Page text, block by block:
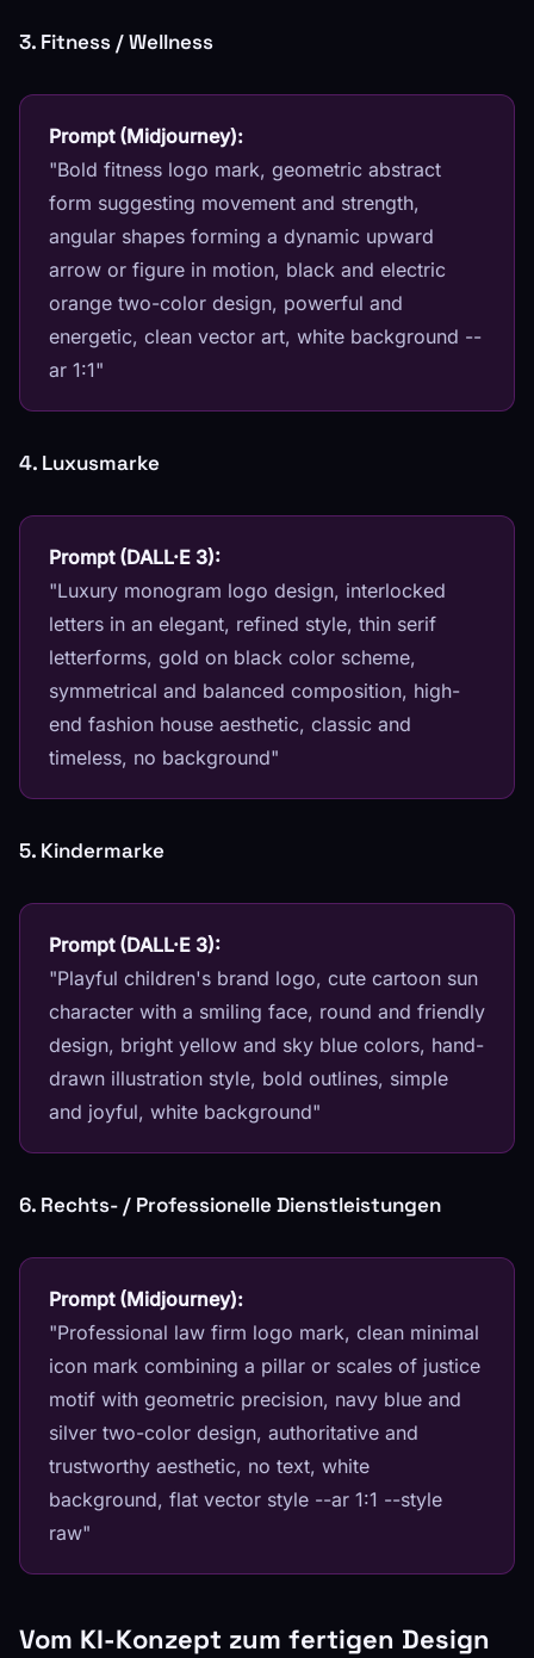
3. Fitness / Wellness
Prompt (Midjourney):
"Bold fitness logo mark, geometric abstract
form suggesting movement and strength,
angular shapes forming a dynamic upward
arrow or figure in motion, black and electric
orange two-color design, powerful and
energetic, clean vector art, white background --
ar 1:1"
4. Luxusmarke
Prompt (DALL·E 3):
"Luxury monogram logo design, interlocked
letters in an elegant, refined style, thin serif
letterforms, gold on black color scheme,
symmetrical and balanced composition, high-
end fashion house aesthetic, classic and
timeless, no background"
5. Kindermarke
Prompt (DALL·E 3):
"Playful children's brand logo, cute cartoon sun
character with a smiling face, round and friendly
design, bright yellow and sky blue colors, hand-
drawn illustration style, bold outlines, simple
and joyful, white background"
6. Rechts- / Professionelle Dienstleistungen
Prompt (Midjourney):
"Professional law firm logo mark, clean minimal
icon mark combining a pillar or scales of justice
motif with geometric precision, navy blue and
silver two-color design, authoritative and
trustworthy aesthetic, no text, white
background, flat vector style --ar 1:1 --style
raw"
Vom KI-Konzept zum fertigen Design